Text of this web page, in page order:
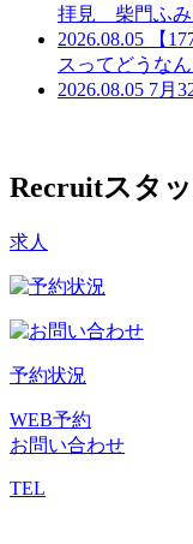
拝見 柴門ふみ
2026.08.05
【
スってどうなん
2026.08.05 7月
Recruitスタ
求人
予約状況
WEB予約
お問い合わせ
TEL